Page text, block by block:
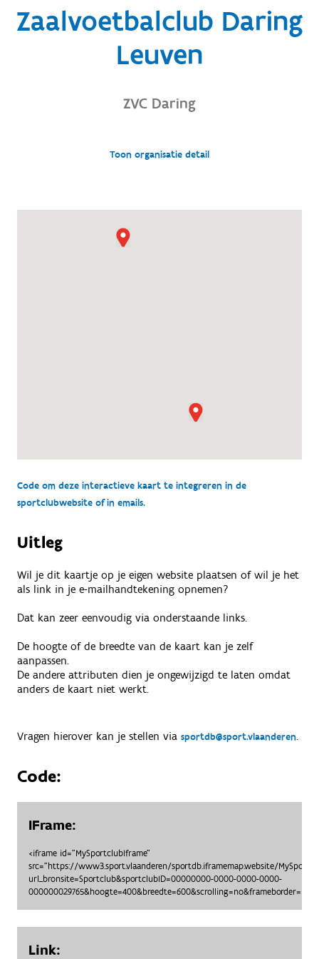
Zaalvoetbalclub Daring
Leuven
ZVC Daring
Toon organisatie detail
Code om deze interactieve kaart te integreren in de
sportclubwebsite of in emails.
Uitleg
Wil je dit kaartje op je eigen website plaatsen of wil je het
als link in je e-mailhandtekening opnemen?
Dat kan zeer eenvoudig via onderstaande links.
De hoogte of de breedte van de kaart kan je zelf
aanpassen.
De andere attributen dien je ongewijzigd te laten omdat
anders de kaart niet werkt.
Vragen hierover kan je stellen via sportdb@sport.vlaanderen.
Code:
IFrame:
<iframe id="MySportclubIframe"
src="https://www3.sport.vlaanderen/sportdb.iframemap.website/
url_bronsite=Sportclub&sportclubID=00000000-0000-0000-0000-
Link: